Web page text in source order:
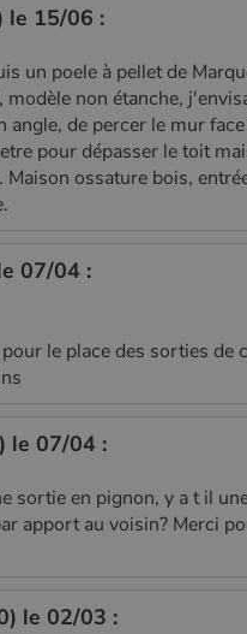
le 15/06 :
un poele à pellet de
modèle non étanche,
angle, de percer le mur
pour dépasser le toit
Maison ossature bois,
07/04 :
le place des sorties de
le 07/04 :
sortie en pignon, y a t il
apport au voisin? Merci
le 02/03 :